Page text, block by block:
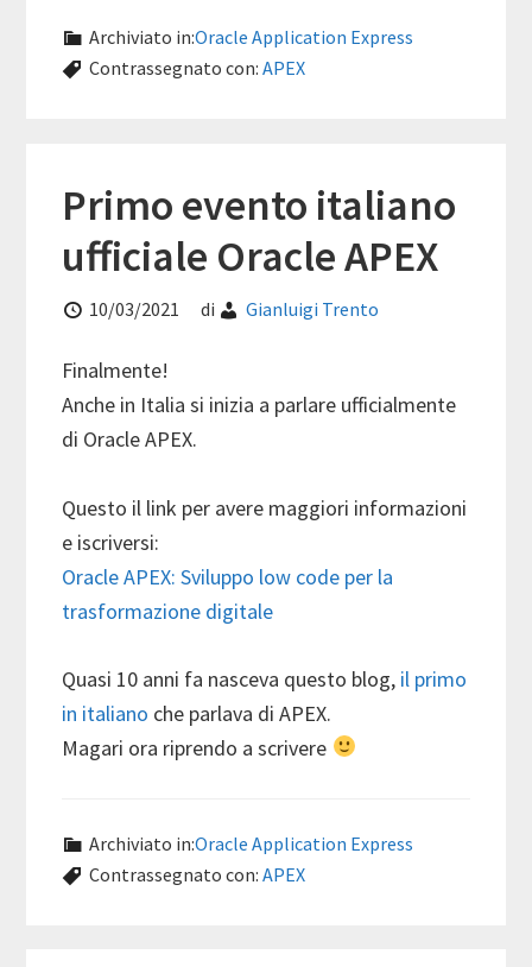
Archiviato in:Oracle Application Express
Contrassegnato con:APEX
Primo evento italiano
ufficiale Oracle APEX
10/03/2021 di Gianluigi Trento
Finalmente!
Anche in Italia si inizia a parlare ufficialmente
di Oracle APEX.
Questo il link per avere maggiori informazioni
e iscriversi:
Oracle APEX: Sviluppo low code per la
trasformazione digitale
Quasi 10 anni fa nasceva questo blog, il primo
in italiano che parlava di APEX.
Magari ora riprendo a scrivere
Archiviato in:Oracle Application Express
Contrassegnato con:APEX